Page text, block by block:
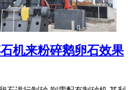
机来粉碎鹅卵石效果